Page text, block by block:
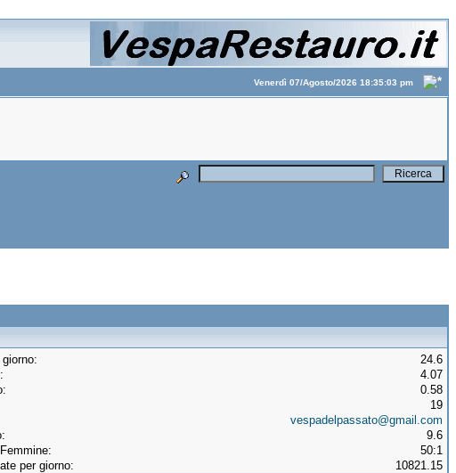
Venerdì 07/Agosto/2026 18:35:03 pm
24.6
4.07
0.58
19
vespadelpassato@gmail.com
9.6
50:1
per giorno:
10821.15